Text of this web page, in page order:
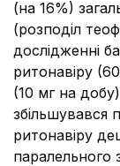
(на 16%)
(розподіл
дослідженні
ритонавіру
(10 мг на
збільшувався
ритонавіру
паралельного